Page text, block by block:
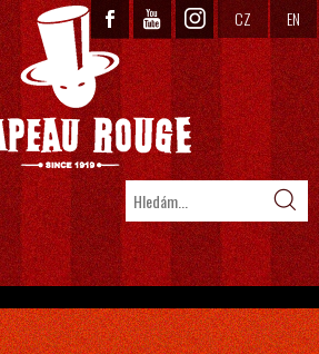
CZ EN